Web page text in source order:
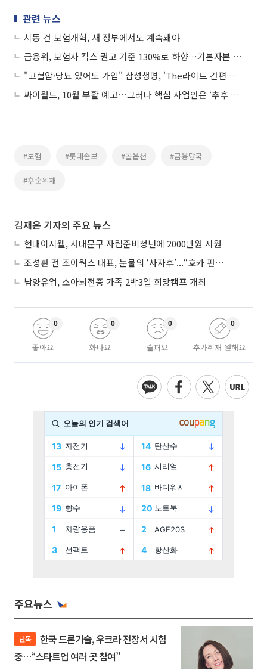
관련 뉴스
시동 건 보험개혁, 새 정부에서도 계속돼야
금융위, 보험사 킥스 권고 기준 130%로 하향…기본자본 규제 하반기 논의
"고혈압·당뇨 있어도 가입" 삼성생명, 'The라이트 간편건강보험' 출시
싸이월드, 10월 부활 예고…그러나 핵심 사업안은 ‘추후 공개’
#보험 #롯데손보 #콜옵션 #금융당국
#후순위채
김재은 기자의 주요 뉴스
현대이지웰, 서대문구 자립준비청년에 2000만원 지원
조성환 전 조이웍스 대표, 눈물의 ‘사자후’...“호카 판권 탈취 노린 경쟁사가 기획·폭행 유도”
남양유업, 소아뇌전증 가족 2박3일 희망캠프 개최
좋아요
0
화나요
0
슬퍼요
0
추가취재 원해요
0
주요뉴스
단독
중…“스타트업 여러 곳 참여”